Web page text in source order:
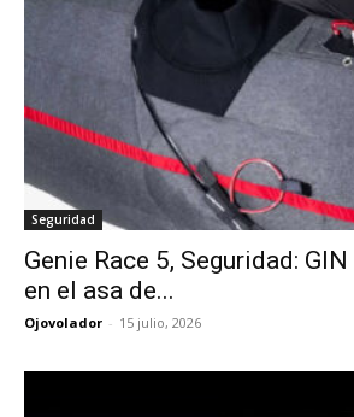
Seguridad
Genie Race 5, Seguridad:
en el asa de...
Ojovolador - 15 julio, 2026